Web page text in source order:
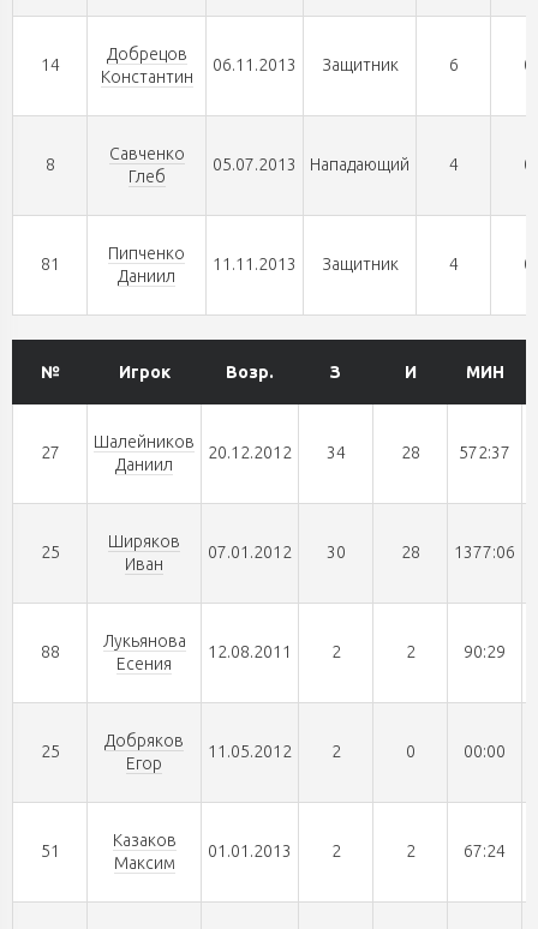
14
Добрецов
Константин
06.11.2013 Защитник 6 0
8
Савченко
Глеб
05.07.2013 Нападающий 4 0
81
Пипченко
Даниил
11.11.2013 Защитник 4 0
№ Игрок Возр. З И МИН
27
Шалейников
Даниил
20.12.2012 34 28 572:37
25
Ширяков
Иван
07.01.2012 30 28 1377:06
88
Лукьянова
Есения
12.08.2011 2 2 90:29
25
Добряков
Егор
11.05.2012 2 0 00:00
51
Казаков
Максим
01.01.2013 2 2 67:24